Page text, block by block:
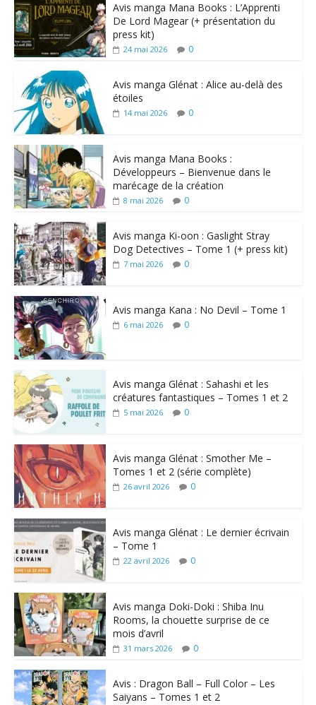
Avis manga Mana Books : L’Apprenti
De Lord Magear (+ présentation du
press kit)
24 mai 2026 0
Avis manga Glénat : Alice au-delà des
étoiles
14 mai 2026 0
Avis manga Mana Books :
Développeurs – Bienvenue dans le
marécage de la création
8 mai 2026 0
Avis manga Ki-oon : Gaslight Stray
Dog Detectives – Tome 1 (+ press kit)
7 mai 2026 0
Avis manga Kana : No Devil – Tome 1
6 mai 2026 0
Avis manga Glénat : Sahashi et les
créatures fantastiques – Tomes 1 et 2
5 mai 2026 0
Avis manga Glénat : Smother Me –
Tomes 1 et 2 (série complète)
26 avril 2026 0
Avis manga Glénat : Le dernier écrivain
– Tome 1
22 avril 2026 0
Avis manga Doki-Doki : Shiba Inu
Rooms, la chouette surprise de ce
mois d’avril
31 mars 2026 0
Avis : Dragon Ball – Full Color – Les
Saiyans – Tomes 1 et 2